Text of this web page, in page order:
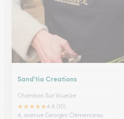
Sand’tia Creations
Chambon Sur Voueize
★★★★★4.6 (10)
4, avenue Georges Clémenceau